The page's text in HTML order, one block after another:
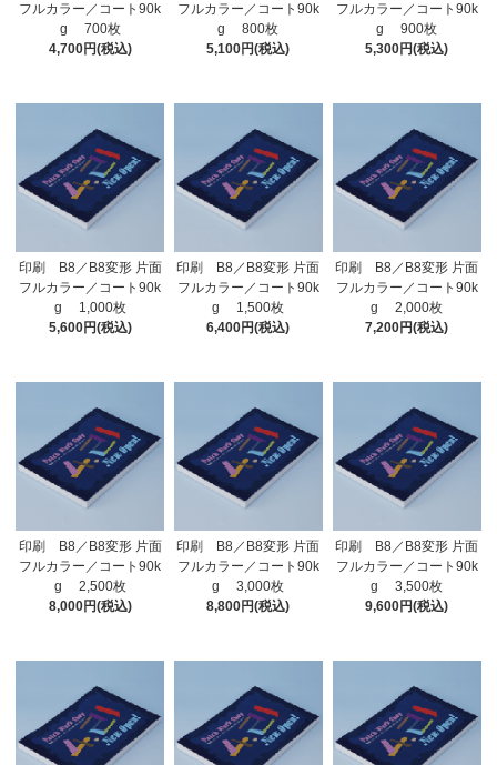
フルカラー／コート90k
g 700枚
4,700円(税込)
フルカラー／コート90k
g 800枚
5,100円(税込)
フルカラー／コート90k
g 900枚
5,300円(税込)
印刷 B8／B8変形 片面
フルカラー／コート90k
g 1,000枚
5,600円(税込)
印刷 B8／B8変形 片面
フルカラー／コート90k
g 1,500枚
6,400円(税込)
印刷 B8／B8変形 片面
フルカラー／コート90k
g 2,000枚
7,200円(税込)
印刷 B8／B8変形 片面
フルカラー／コート90k
g 2,500枚
8,000円(税込)
印刷 B8／B8変形 片面
フルカラー／コート90k
g 3,000枚
8,800円(税込)
印刷 B8／B8変形 片面
フルカラー／コート90k
g 3,500枚
9,600円(税込)